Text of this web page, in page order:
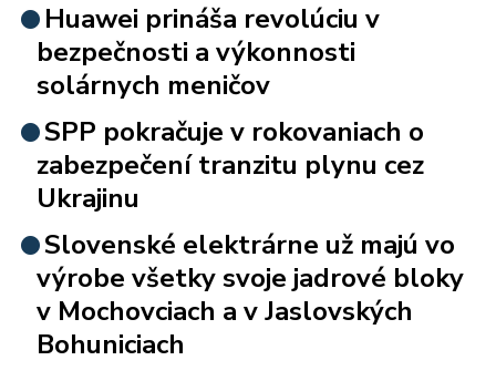
Huawei prináša revolúciu v
bezpečnosti a výkonnosti
solárnych meničov
SPP pokračuje v rokovaniach o
zabezpečení tranzitu plynu cez
Ukrajinu
Slovenské elektrárne už majú vo
výrobe všetky svoje jadrové bloky
v Mochovciach a v Jaslovských
Bohuniciach